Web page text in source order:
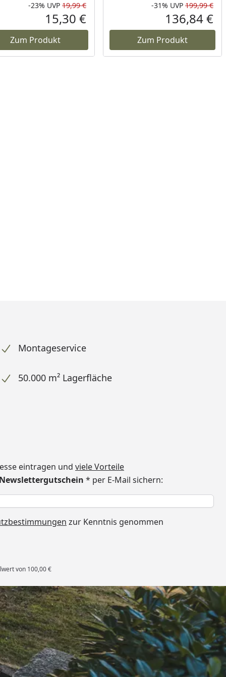
Rabatt in Prozent
-23%
Ursprünglicher Preis
UVP 19,99 €
Aktueller Preis
15,30 €
Zum Produkt
-31% UVP 199,99 €
136,84 €
Zum Produkt
Montageservice
50.000 m² Lagerfläche
eintragen und viele Vorteile
* per E-Mail sichern:
zur Kenntnis genommen
von 100,00 €